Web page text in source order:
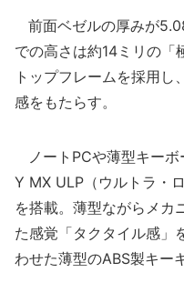
前面ベゼルの厚みが
での高さは約14ミリの「
トップフレームを採用
感をもたらす。
ノートPCや薄型キーボ
Y MX ULP（ウルトラ・
を搭載。薄型ながらメカ
た感覚「タクタイル感」
わせた薄型のABS製キー